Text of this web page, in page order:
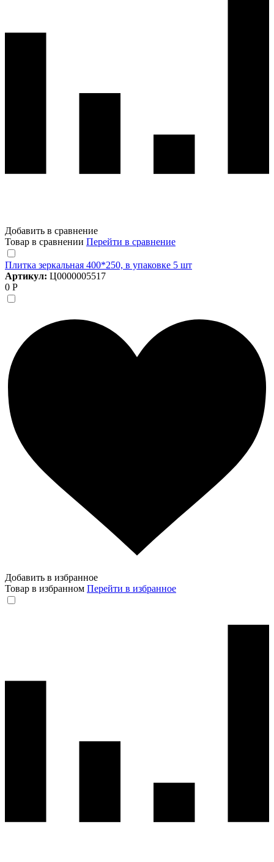
Добавить в сравнение
Товар в сравнении Перейти в сравнение
Плитка зеркальная 400*250, в упаковке 5 шт
Артикул: Ц0000005517
0 Р
Добавить в избранное
Товар в избранном Перейти в избранное